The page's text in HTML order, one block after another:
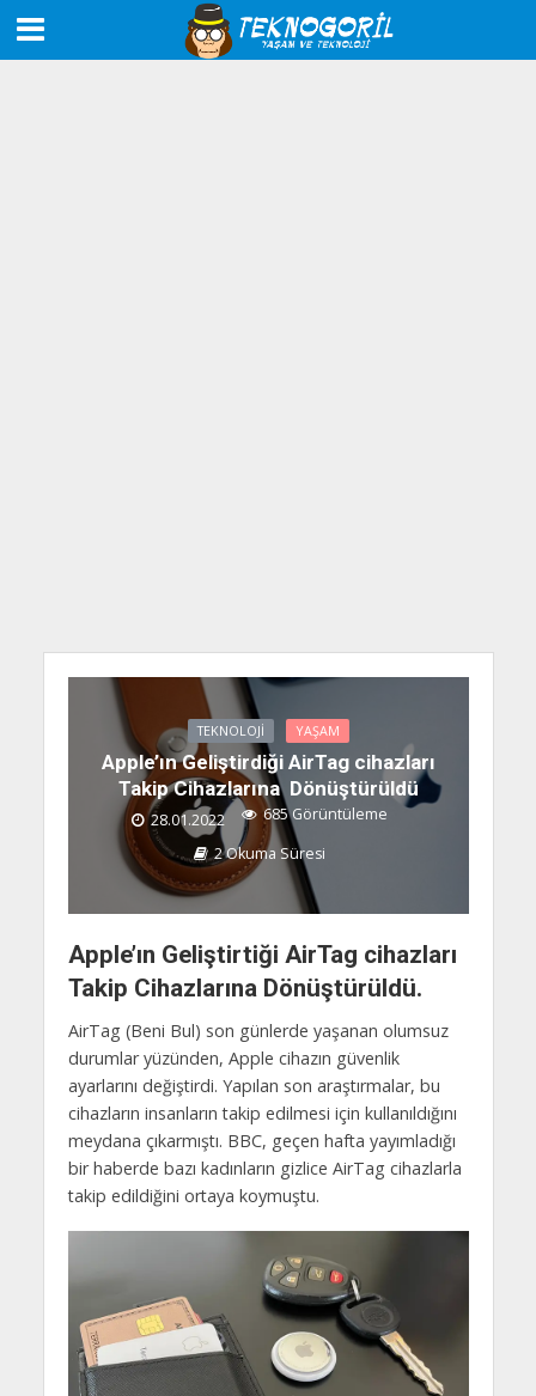
TEKNOLOJI YAŞAM
Apple’ın Geliştirdiği AirTag cihazları
Takip Cihazlarına Dönüştürüldü
28.01.2022
685 Görüntüleme
2 Okuma Süresi
Apple’ın Geliştirtiği AirTag cihazları
Takip Cihazlarına Dönüştürüldü.
AirTag (Beni Bul) son günlerde yaşanan olumsuz
durumlar yüzünden, Apple cihazın güvenlik
ayarlarını değiştirdi. Yapılan son araştırmalar, bu
cihazların insanların takip edilmesi için kullanıldığını
meydana çıkarmıştı. BBC, geçen hafta yayımladığı
bir haberde bazı kadınların gizlice AirTag cihazlarla
takip edildiğini ortaya koymuştu.